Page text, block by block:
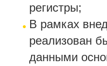
регистры;
В рамках
реализован
данными